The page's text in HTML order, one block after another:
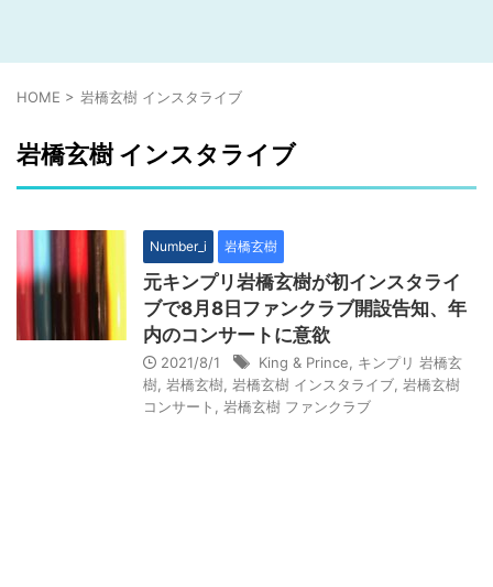
HOME > 岩橋玄樹 インスタライブ
岩橋玄樹 インスタライブ
Number_i 岩橋玄樹
元キンプリ岩橋玄樹が初インスタライ
ブで8月8日ファンクラブ開設告知、年
内のコンサートに意欲
2021/8/1 King & Prince
キンプリ 岩橋玄
樹 岩橋玄樹 岩橋玄樹 インスタライブ 岩橋玄樹
コンサート
岩橋玄樹 ファンクラブ